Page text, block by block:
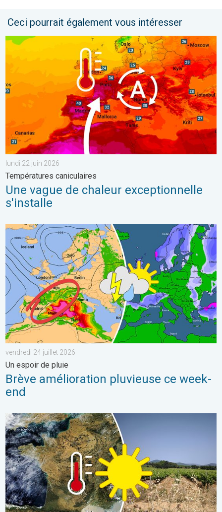
Ceci pourrait également vous intéresser
Une vague de chaleur exceptionnelle s'installe. Températures
lundi 22 juin 2026
Températures caniculaires
Une vague de chaleur exceptionnelle
s'installe
Brève amélioration pluvieuse ce week-end. Un espoir de
vendredi 24 juillet 2026
Un espoir de pluie
Brève amélioration pluvieuse ce week-
end
Sécheresse record et nouvelle canicule. France : été